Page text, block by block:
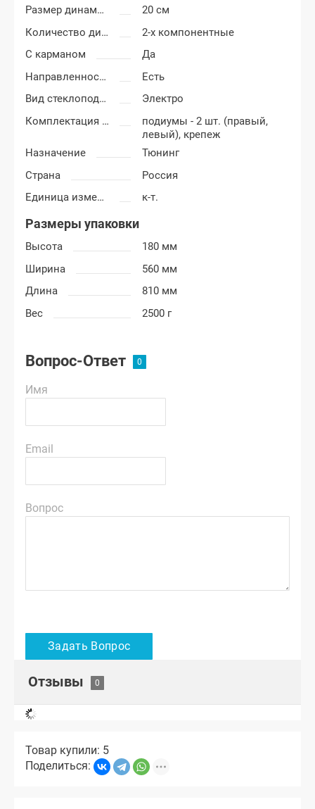
Размер динамиков
20 см
Количество динамиков
2-х компонентные
С карманом
Да
Направленность
Есть
Вид стеклоподъемников
Электро
Комплектация подиумов
подиумы - 2 шт. (правый,
левый), крепеж
Назначение
Тюнинг
Страна
Россия
Единица измерения
к-т.
Размеры упаковки
Высота
180 мм
Ширина
560 мм
Длина
810 мм
Вес
2500 г
Вопрос-Ответ
Имя
Email
Вопрос
Отзывы
Товар купили: 5
Поделиться: